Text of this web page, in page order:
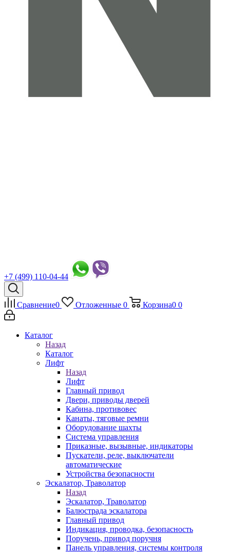
+7 (499) 110-04-44
Сравнение0 Отложенные 0 Корзина0 0
Каталог
Назад
Каталог
Лифт
Назад
Лифт
Главный привод
Двери, приводы дверей
Кабина, противовес
Канаты, тяговые ремни
Оборудование шахты
Система управления
Приказные, вызывные, индикаторы
Пускатели, реле, выключатели
автоматические
Устройства безопасности
Эскалатор, Траволатор
Назад
Эскалатор, Траволатор
Балюстрада эскалатора
Главный привод
Индикация, проводка, безопасность
Поручень, привод поручня
Панель управления, системы контроля